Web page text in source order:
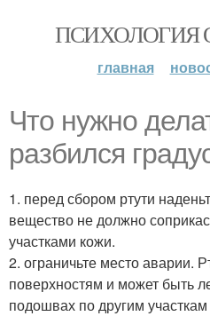
главная
Что нужно
разбился
1. перед сбором ртути
вещество не должно
участками кожи.
2. ограничьте место аварии.
поверхностям и может быть
подошвах по другим